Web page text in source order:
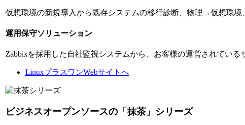
仮想環境の新規導入から既存システムの移行診断、物理→仮想環
運用保守ソリューション
Zabbixを採用した自社監視システムから、お客様の運営されてい
LinuxプラスワンWebサイトへ
ビジネスオープンソースの「抹茶」シリーズ